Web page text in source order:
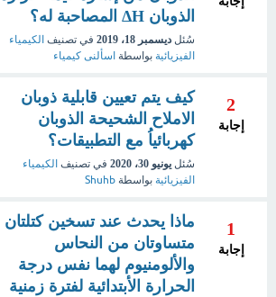
الذوبان ΔH المصاحبة له؟
سُئل ديسمبر 18، 2019 في تصنيف الكيمياء
الفيزيائية بواسطة اسألنى كيمياء
2
إجابة
كيف يتم تعيين قابلية ذوبان
الاملاح الشحيحة الذوبان
كهربائياُ مع التطبيقات؟
سُئل يونيو 30، 2020 في تصنيف الكيمياء
الفيزيائية بواسطة Shuhb
1
إجابة
ماذا يحدث عند تسخين كتلتان
متساوتان من النحاس
والألومنيوم لهما نفس درجة
الحرارة الأبتدائية لفترة زمنية